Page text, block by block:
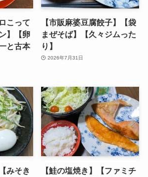
こって
】【卵
と古本
【市販麻婆豆腐餃子】【袋
まぜそば】【久々ジムった
り】
2026年7月31日
みそき
【鮭の塩焼き】【ファミチ